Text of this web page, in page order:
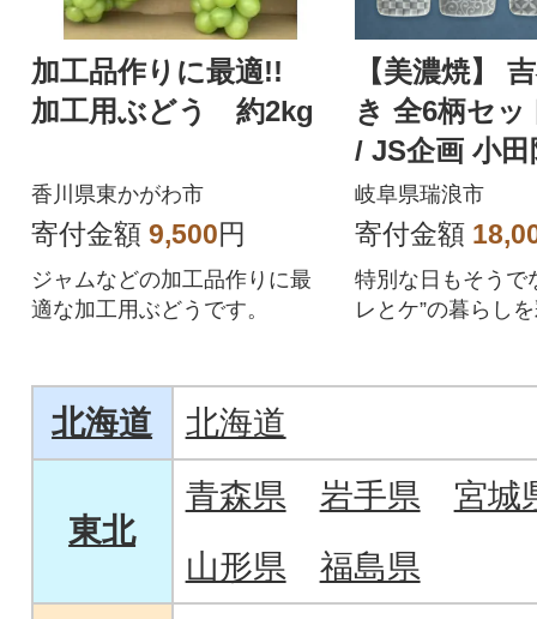
加工品作りに最適!!
加工用ぶどう 約2kg
香川県東かがわ市
寄付金額 9,500円
ジャムなどの加工品作りに最
適な加工用ぶどうです。
【美濃焼】
き 全6柄セッ
/ JS企画 小田
岐阜県瑞浪市
寄付金額
特別な日もそうで
レとケ”の暮らし
北海道 北海道
東北
青森県 岩手県
宮城
山形県
福島県